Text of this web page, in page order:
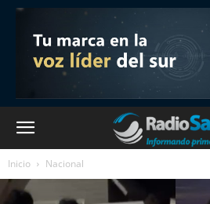
Inicio Nacional